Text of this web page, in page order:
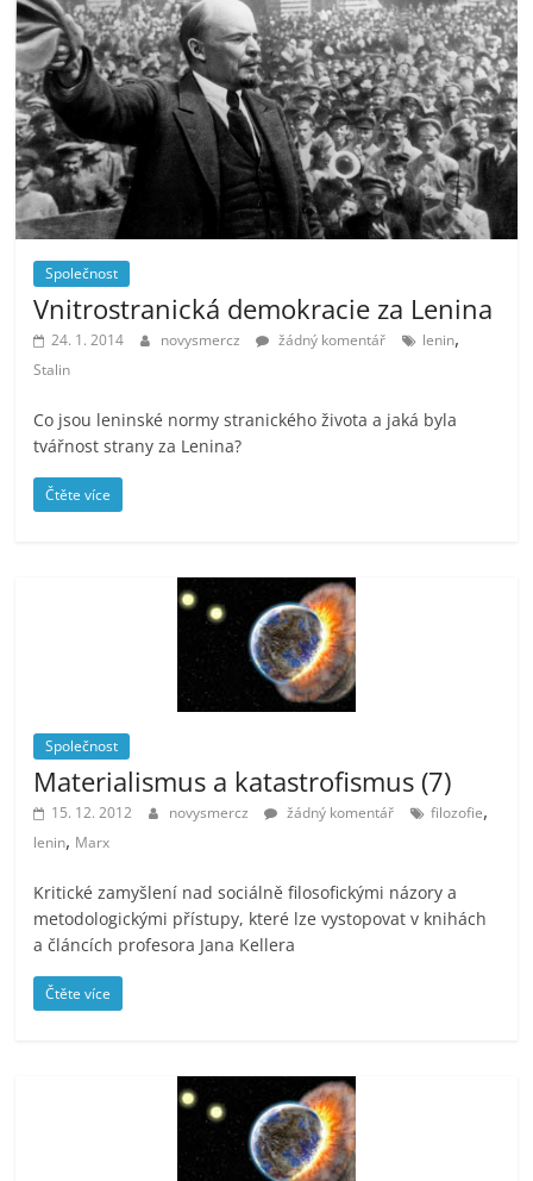
Společnost
Vnitrostranická demokracie za Lenina
24. 1. 2014 novysmercz žádný komentář lenin,
Stalin
Co jsou leninské normy stranického života a jaká byla
tvářnost strany za Lenina?
Čtěte více
Společnost
Materialismus a katastrofismus (7)
15. 12. 2012 novysmercz žádný komentář filozofie,
lenin, Marx
Kritické zamyšlení nad sociálně filosofickými názory a
metodologickými přístupy, které lze vystopovat v knihách
a článcích profesora Jana Kellera
Čtěte více